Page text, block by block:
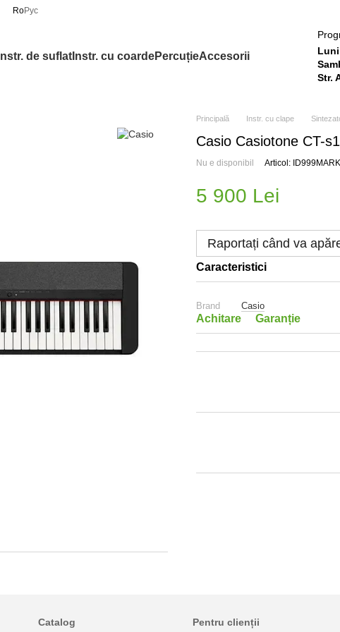
RoРус
Instr. de suflat Instr. cu coardePercuțieAccesorii
Str.
Principală Instr. cu clape
Casio Casiotone CT-
Nu e disponibil Articol:
5 900 Lei
Raportați când va
Caracteristici
Brand Casio
Achitare Garanție
Catalog Pentru clienții